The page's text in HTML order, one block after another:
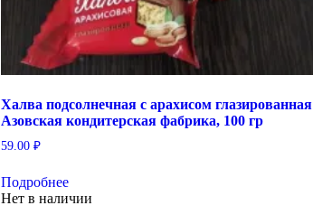
Халва подсолнечная с арахисом глазированная
Азовская кондитерская фабрика, 100 гр
59.00 ₽
Подробнее
Нет в наличии